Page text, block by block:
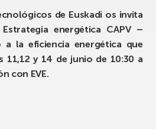
de Euskadi os invita
energética CAPV –
a la eficiencia energética que
11,12 y 14 de junio de 10:30 a
con EVE.